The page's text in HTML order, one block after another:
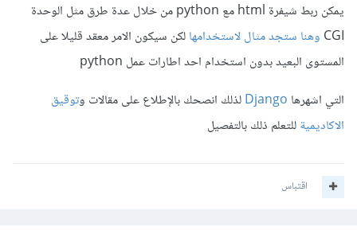
يمكن ربط شيفرة html مع python من خلال عدة طرق مثل الوحدة
CGI وهنا ستجد مثال لاستخدامهالكن سيكون الامر معقد قليلا على
المستوى البعيد بدون استخدام احد اطارات عمل python
التي اشهرها Django لذلك انصحك بالإطلاع على مقالات وتوقيق
الاكاديميةللتعلم ذلك بالتفصيل
اقتباس